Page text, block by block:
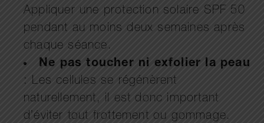
Appliquer une protection solaire SPF 50
pendant au moins deux semaines après
chaque séance.
Ne pas toucher ni exfolier la peau
: Les cellules se régénèrent
naturellement, il est donc important
d’éviter tout frottement ou gommage.